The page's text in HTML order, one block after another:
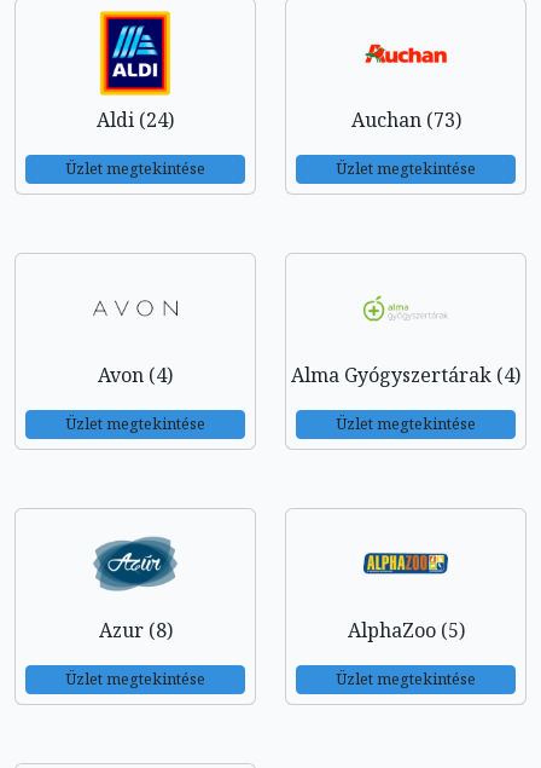
Aldi (24)
Üzlet megtekintése
Auchan (73)
Üzlet megtekintése
Avon (4)
Üzlet megtekintése
Alma Gyógyszertárak (4)
Üzlet megtekintése
Azur (8)
Üzlet megtekintése
AlphaZoo (5)
Üzlet megtekintése